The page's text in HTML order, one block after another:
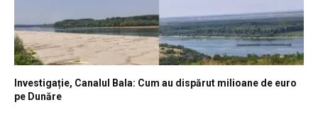
Investigație, Canalul Bala: Cum au dispărut milioane de euro
pe Dunăre